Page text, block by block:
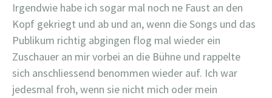
Irgendwie habe ich sogar mal noch ne Faust an den
Kopf gekriegt und ab und an, wenn die Songs und das
Publikum richtig abgingen flog mal wieder ein
Zuschauer an mir vorbei an die Bühne und rappelte
sich anschliessend benommen wieder auf. Ich war
jedesmal froh, wenn sie nicht mich oder mein